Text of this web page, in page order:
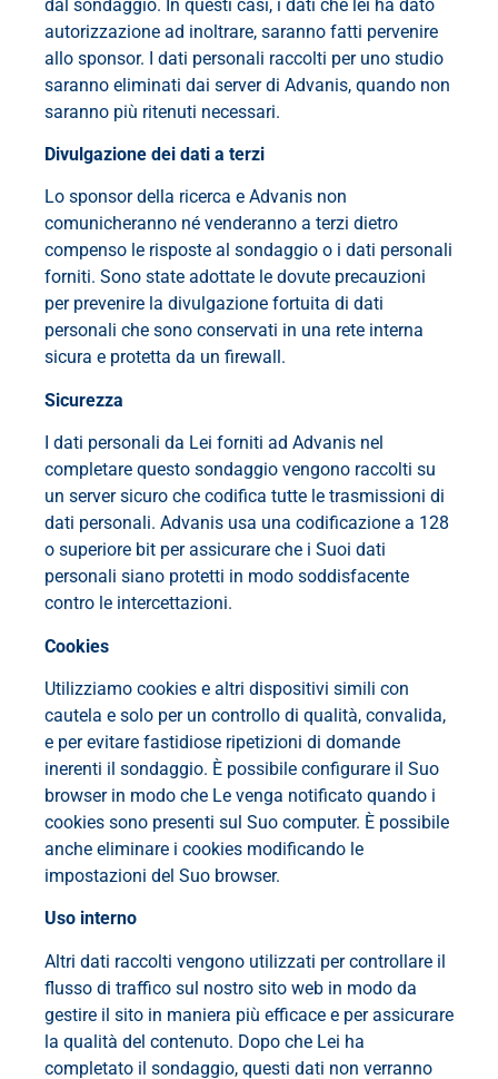
dal sondaggio. In questi casi, i dati che lei ha dato
autorizzazione ad inoltrare, saranno fatti pervenire
allo sponsor. I dati personali raccolti per uno studio
saranno eliminati dai server di Advanis, quando non
saranno più ritenuti necessari.
Divulgazione dei dati a terzi
Lo sponsor della ricerca e Advanis non
comunicheranno né venderanno a terzi dietro
compenso le risposte al sondaggio o i dati personali
forniti. Sono state adottate le dovute precauzioni
per prevenire la divulgazione fortuita di dati
personali che sono conservati in una rete interna
sicura e protetta da un firewall.
Sicurezza
I dati personali da Lei forniti ad Advanis nel
completare questo sondaggio vengono raccolti su
un server sicuro che codifica tutte le trasmissioni di
dati personali. Advanis usa una codificazione a 128
o superiore bit per assicurare che i Suoi dati
personali siano protetti in modo soddisfacente
contro le intercettazioni.
Cookies
Utilizziamo cookies e altri dispositivi simili con
cautela e solo per un controllo di qualità, convalida,
e per evitare fastidiose ripetizioni di domande
inerenti il sondaggio. È possibile configurare il Suo
browser in modo che Le venga notificato quando i
cookies sono presenti sul Suo computer. È possibile
anche eliminare i cookies modificando le
impostazioni del Suo browser.
Uso interno
Altri dati raccolti vengono utilizzati per controllare il
flusso di traffico sul nostro sito web in modo da
gestire il sito in maniera più efficace e per assicurare
la qualità del contenuto. Dopo che Lei ha
completato il sondaggio, questi dati non verranno